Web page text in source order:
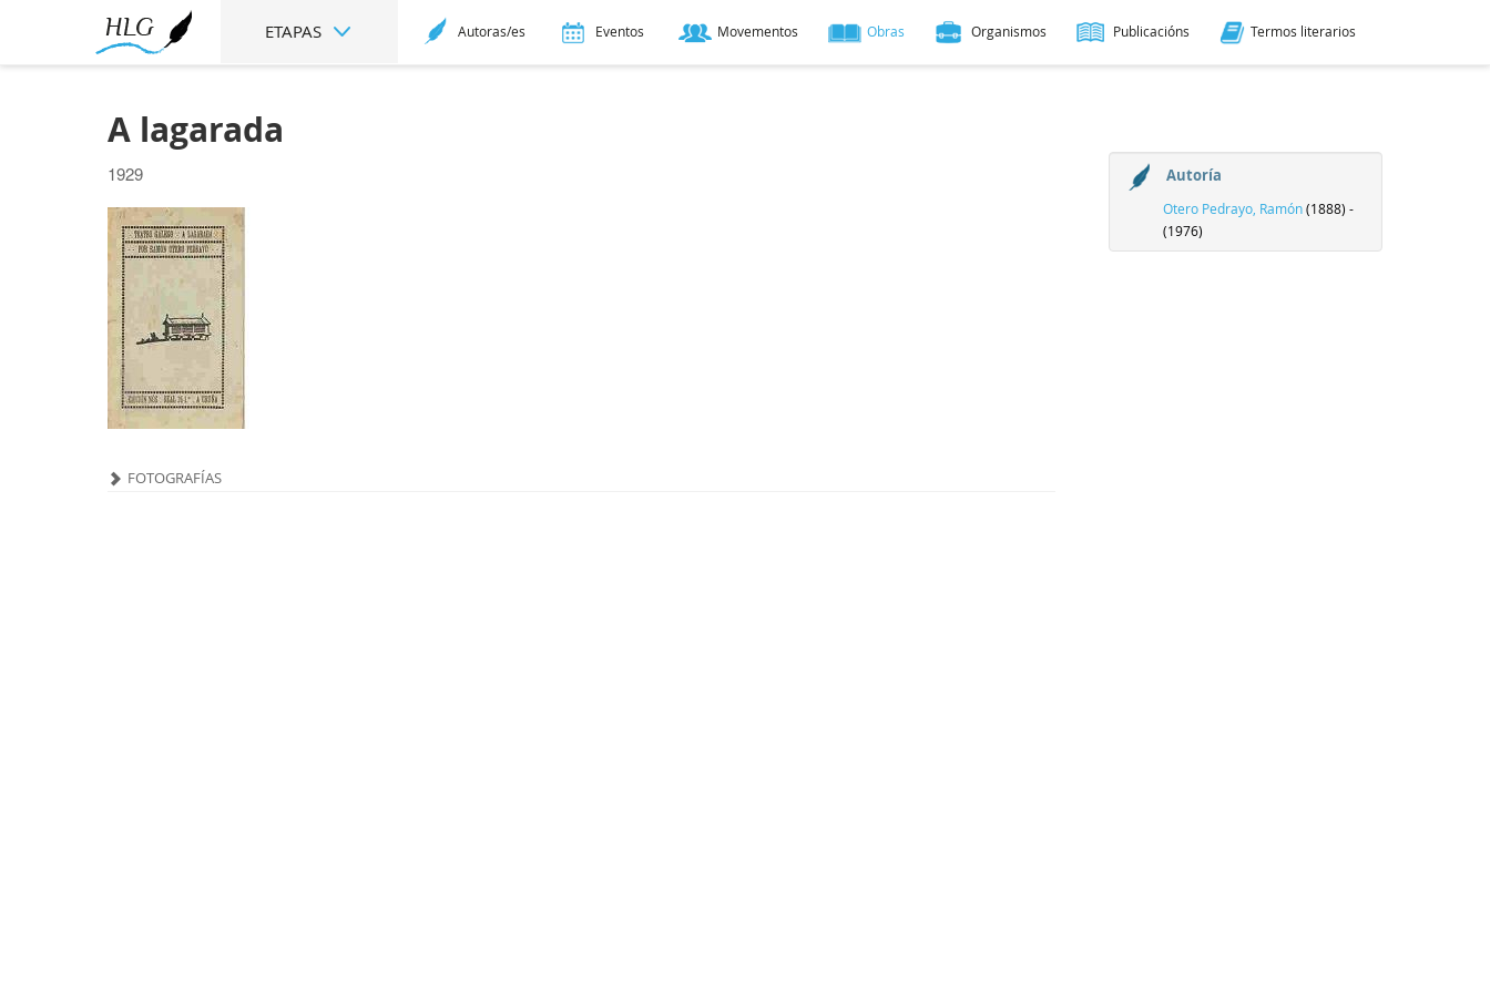
ETAPAS Autoras/es Eventos Movementos Obras Organismos Publicacións Termos literarios
A lagarada
1929
FOTOGRAFÍAS
Autoría
Otero Pedrayo, Ramón(1888) -
(1976)